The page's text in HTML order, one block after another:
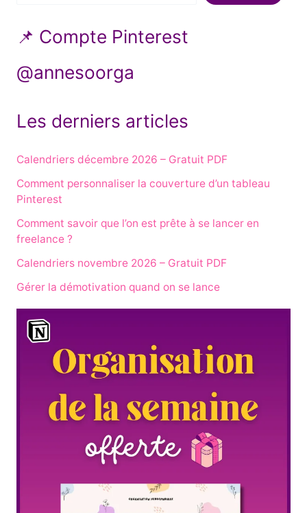
📌 Compte Pinterest
@annesoorga
Les derniers articles
Calendriers décembre 2026 – Gratuit PDF
Comment personnaliser la couverture d’un tableau
Pinterest
Comment savoir que l’on est prête à se lancer en
freelance ?
Calendriers novembre 2026 – Gratuit PDF
Gérer la démotivation quand on se lance